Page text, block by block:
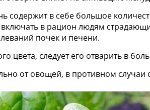
содержит в себе большое
в рацион людям
почек и печени.
цвета, следует его отварить в
от овощей, в противном случаи